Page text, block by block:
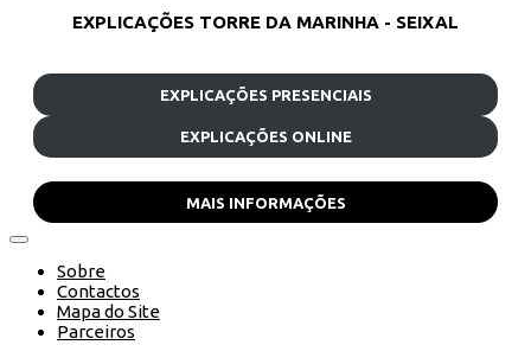
EXPLICAÇÕES TORRE DA MARINHA - SEIXAL
EXPLICAÇÕES PRESENCIAIS
EXPLICAÇÕES ONLINE
MAIS INFORMAÇÕES
Sobre
Contactos
Mapa do Site
Parceiros